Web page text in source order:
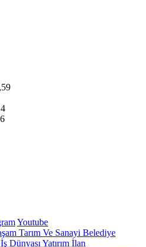
Youtube
Tarım Ve Sanayi Belediye
İş Dünyası Yatırım İlan